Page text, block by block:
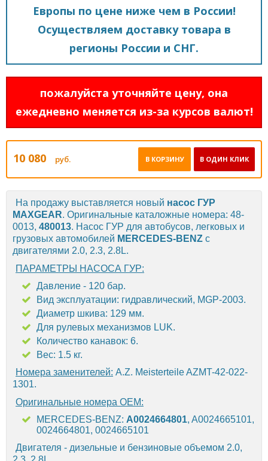
Европы по цене ниже чем в России!
Осуществляем доставку товара в
регионы России и СНГ.
пожалуйста уточняйте цену, она
ежедневно меняется из-за курсов валют!
10 080 руб. В ОДИН КЛИК
В КОРЗИНУ
На продажу выставляется новый насос ГУР
MAXGEAR. Оригинальные каталожные номера: 48-
0013, 480013. Насос ГУР для автобусов, легковых и
грузовых автомобилей MERCEDES-BENZ с
двигателями 2.0, 2.3, 2.8L.
ПАРАМЕТРЫ НАСОСА ГУР:
Давление - 120 бар.
Вид эксплуатации: гидравлический, MGP-2003.
Диаметр шкива: 129 мм.
Для рулевых механизмов LUK.
Количество канавок: 6.
Вес: 1.5 кг.
Номера заменителей: A.Z. Meisterteile AZMT-42-022-
1301.
Оригинальные номера OEM:
MERCEDES-BENZ: A0024664801, A0024665101,
0024664801, 0024665101
Двигателя - дизельные и бензиновые объемом 2.0,